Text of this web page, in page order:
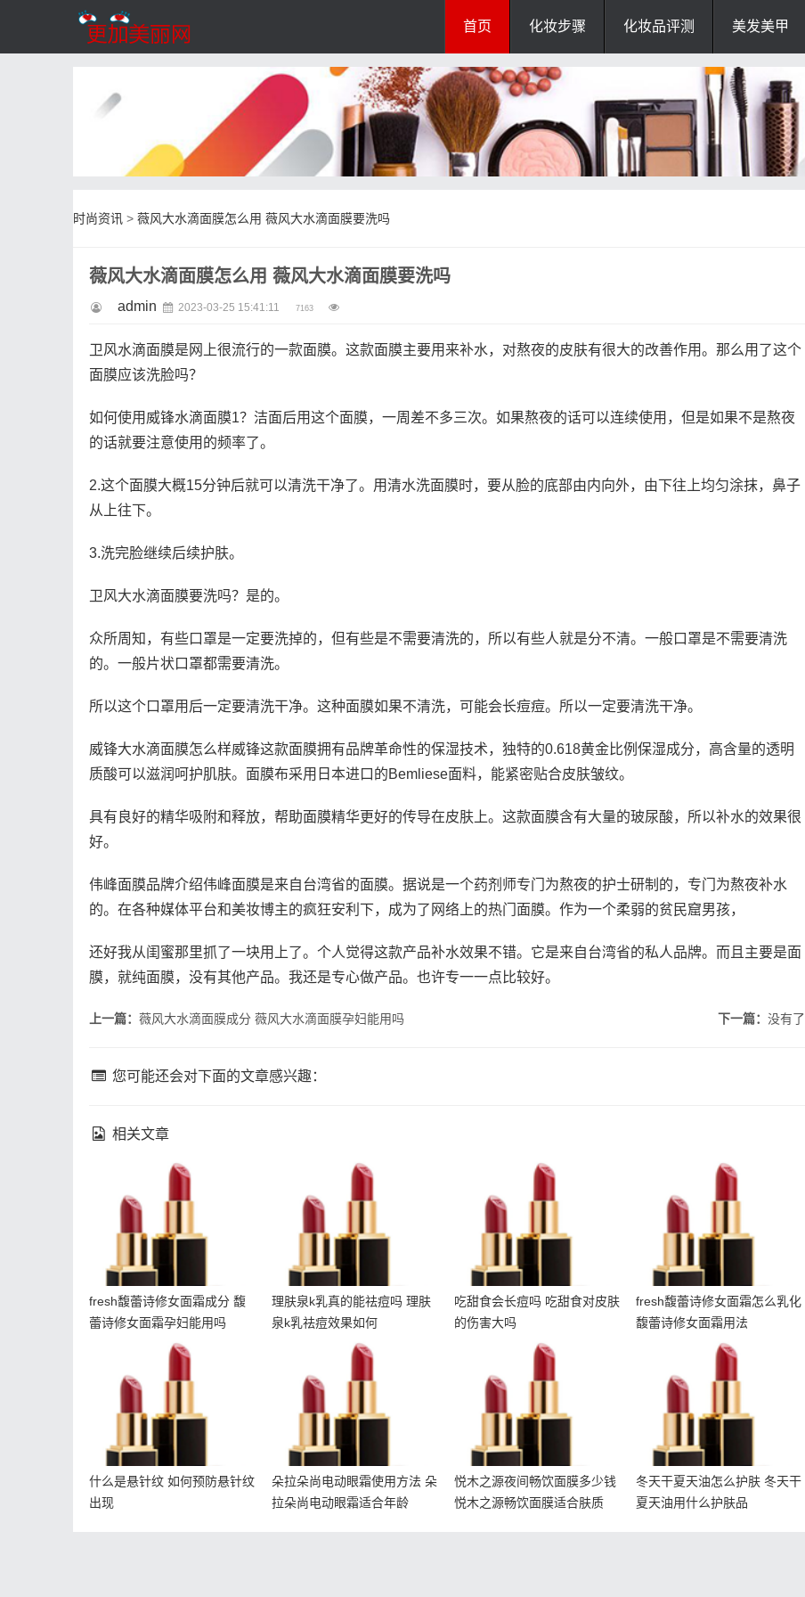
首页 化妆步骤 化妆品评测 美发美甲
时尚资讯 > 薇风大水滴面膜怎么用 薇风大水滴面膜要洗吗
薇风大水滴面膜怎么用 薇风大水滴面膜要洗吗
admin 2023-03-25 15:41:11 7163
卫风水滴面膜是网上很流行的一款面膜。这款面膜主要用来补水，对熬夜的皮肤有很大的改善作用。那么用了这个
面膜应该洗脸吗？
如何使用威锋水滴面膜1？洁面后用这个面膜，一周差不多三次。如果熬夜的话可以连续使用，但是如果不是熬夜
的话就要注意使用的频率了。
2.这个面膜大概15分钟后就可以清洗干净了。用清水洗面膜时，要从脸的底部由内向外，由下往上均匀涂抹，鼻子
从上往下。
3.洗完脸继续后续护肤。
卫风大水滴面膜要洗吗？是的。
众所周知，有些口罩是一定要洗掉的，但有些是不需要清洗的，所以有些人就是分不清。一般口罩是不需要清洗
的。一般片状口罩都需要清洗。
所以这个口罩用后一定要清洗干净。这种面膜如果不清洗，可能会长痘痘。所以一定要清洗干净。
威锋大水滴面膜怎么样威锋这款面膜拥有品牌革命性的保湿技术，独特的0.618黄金比例保湿成分，高含量的透明
质酸可以滋润呵护肌肤。面膜布采用日本进口的Bemliese面料，能紧密贴合皮肤皱纹。
具有良好的精华吸附和释放，帮助面膜精华更好的传导在皮肤上。这款面膜含有大量的玻尿酸，所以补水的效果很
好。
伟峰面膜品牌介绍伟峰面膜是来自台湾省的面膜。据说是一个药剂师专门为熬夜的护士研制的，专门为熬夜补水
的。在各种媒体平台和美妆博主的疯狂安利下，成为了网络上的热门面膜。作为一个柔弱的贫民窟男孩，
还好我从闺蜜那里抓了一块用上了。个人觉得这款产品补水效果不错。它是来自台湾省的私人品牌。而且主要是面
膜，就纯面膜，没有其他产品。我还是专心做产品。也许专一一点比较好。
上一篇： 薇风大水滴面膜成分 薇风大水滴面膜孕妇能用吗 下一篇： 没有了
您可能还会对下面的文章感兴趣：
相关文章
fresh馥蕾诗修女面霜成分
fresh馥蕾诗修女面霜成分 馥
蕾诗修女面霜孕妇能用吗
理肤泉k乳真的能祛痘吗 理
理肤泉k乳真的能祛痘吗 理肤
泉k乳祛痘效果如何
吃甜食会长痘吗 吃甜食对
吃甜食会长痘吗 吃甜食对皮肤
的伤害大吗
fresh馥蕾诗修女面霜怎么
fresh馥蕾诗修女面霜怎么乳化
馥蕾诗修女面霜用法
什么是悬针纹 如何预防悬
什么是悬针纹 如何预防悬针纹
出现
朵拉朵尚电动眼霜使用方
朵拉朵尚电动眼霜使用方法 朵
拉朵尚电动眼霜适合年龄
悦木之源夜间畅饮面膜多
合肤质
悦木之源夜间畅饮面膜多少钱
悦木之源畅饮面膜适合肤质
冬天干夏天油怎么护肤 冬
冬天干夏天油怎么护肤 冬天干
夏天油用什么护肤品